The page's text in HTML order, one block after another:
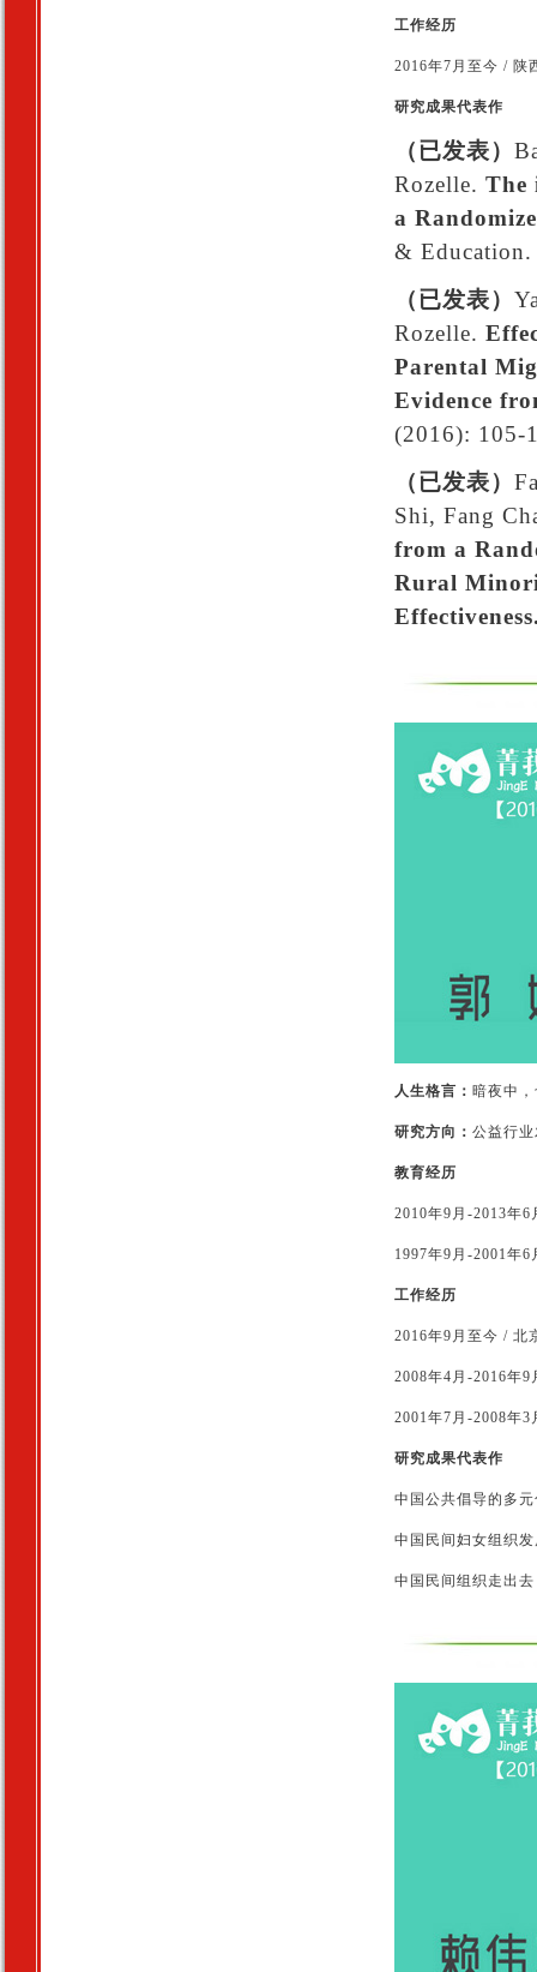
工作经历
2016年7月至今 /
研究成果代表作
（已发表）
Rozelle. The
a
&
（已发表）
Rozelle.
Parental
Evidence
(2016): 105-
（已发表）
Shi, Fang
from a
Rural
人生格言： 暗夜中
研究方向 ： 公益行
教育经历
2010年9月-2013年
1997年9月-2001年
工作经历
2016年9月至今 / 北
2008年4月-2016年
2001年7月-2008年
研究成果代表作
中国公共倡导的多
中国民间妇女组织
中国民间组织走出去